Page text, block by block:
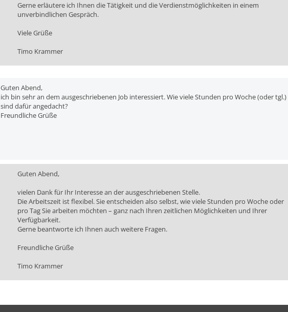
Gerne erläutere ich Ihnen die Tätigkeit und die Verdienstmöglichkeiten in einem
unverbindlichen Gespräch.
Viele Grüße
Timo Krammer
Guten Abend,
ich bin sehr an dem ausgeschriebenen Job interessiert. Wie viele Stunden pro Woche (oder tgl.)
sind dafür angedacht?
Freundliche Grüße
Guten Abend,
vielen Dank für Ihr Interesse an der ausgeschriebenen Stelle.
Die Arbeitszeit ist flexibel. Sie entscheiden also selbst, wie viele Stunden pro Woche oder
pro Tag Sie arbeiten möchten – ganz nach Ihren zeitlichen Möglichkeiten und Ihrer
Verfügbarkeit.
Gerne beantworte ich Ihnen auch weitere Fragen.
Freundliche Grüße
Timo Krammer